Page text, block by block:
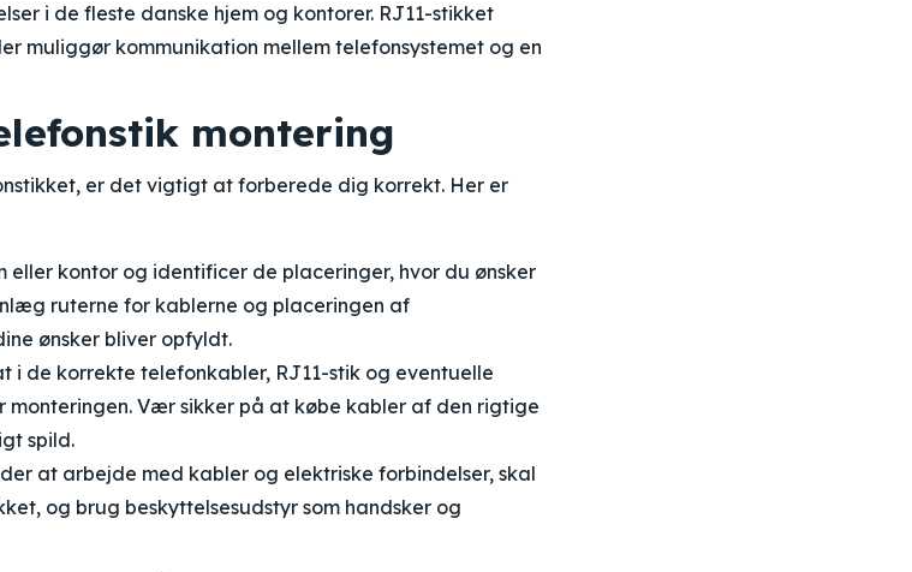
i de fleste danske hjem og kontorer. RJ11-stikket
muliggør kommunikation mellem telefonsystemet og en
montering
er det vigtigt at forberede dig korrekt. Her er
eller kontor og identificer de placeringer, hvor du ønsker
ruterne for kablerne og placeringen af
ønsker bliver opfyldt.
i de korrekte telefonkabler, RJ11-stik og eventuelle
Vær sikker på at købe kabler af den rigtige
spild.
at arbejde med kabler og elektriske forbindelser, skal
og brug beskyttelsesudstyr som handsker og